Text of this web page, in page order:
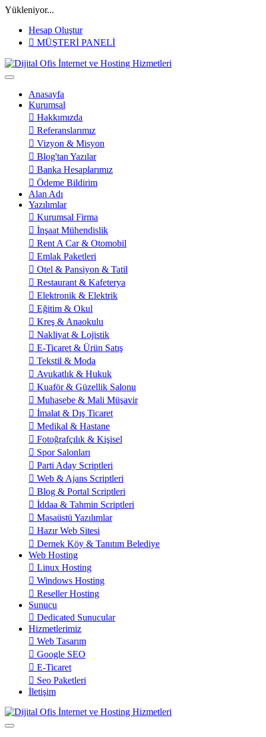
Yükleniyor...
Hesap Oluştur
MÜŞTERİ PANELİ
Anasayfa
Kurumsal
Hakkımızda
Referanslarımız
Vizyon & Misyon
Blog'tan Yazılar
Banka Hesaplarımız
Ödeme Bildirim
Alan Adı
Yazılımlar
Kurumsal Firma
İnşaat Mühendislik
Rent A Car & Otomobil
Emlak Paketleri
Otel & Pansiyon & Tatil
Restaurant & Kafeterya
Elektronik & Elektrik
Eğitim & Okul
Kreş & Anaokulu
Nakliyat & Lojistik
E-Ticaret & Ürün Satış
Tekstil & Moda
Avukatlık & Hukuk
Kuaför & Güzellik Salonu
Muhasebe & Mali Müşavir
İmalat & Dış Ticaret
Medikal & Hastane
Fotoğrafçılık & Kişisel
Spor Salonları
Parti Aday Scriptleri
Web & Ajans Scriptleri
Blog & Portal Scriptleri
İddaa & Tahmin Scriptleri
Masaüstü Yazılımlar
Hazır Web Sitesi
Dernek Köy & Tanıtım Belediye
Web Hosting
Linux Hosting
Windows Hosting
Reseller Hosting
Sunucu
Dedicated Sunucular
Hizmetlerimiz
Web Tasarım
Google SEO
E-Ticaret
Seo Paketleri
İletişim